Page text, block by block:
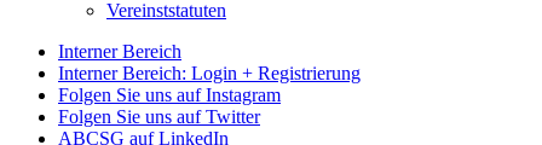
Vereinststatuten
Interner Bereich
Interner Bereich: Login + Registrierung
Folgen Sie uns auf Instagram
Folgen Sie uns auf Twitter
ABCSG auf LinkedIn